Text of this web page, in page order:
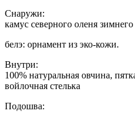
Снаружи:
камус северного оленя
белэ: орнамент из эко-кожи.
Внутри:
100% натуральная овчина,
войлочная стелька
Подошва: